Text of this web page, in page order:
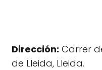
Dirección: Carrer
de Lleida, Lleida.